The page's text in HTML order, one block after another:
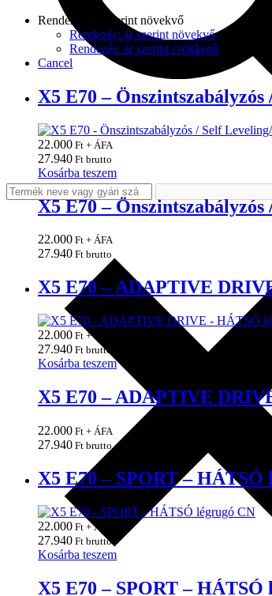
Rendezés: ár szerint növekvő
Rendezés: ár szerint növekvő
Rendezés: ár szerint csökkenő
Cancel
X5 E70 –
22.000 Ft + ÁFA
27.940 Ft brutto
Kosárba teszem
X5 E70 –
22.000 Ft + ÁFA
27.940 Ft brutto
X5 E70 – ADAPTIVE
22.000 Ft + ÁFA
27.940 Ft brutto
Kosárba teszem
X5 E70 – ADAPTIVE
22.000 Ft + ÁFA
27.940 Ft brutto
X5 E70 – SPORT – HÁTSÓ
22.000 Ft + ÁFA
27.940 Ft brutto
Kosárba teszem
X5 E70 – SPORT – HÁTSÓ